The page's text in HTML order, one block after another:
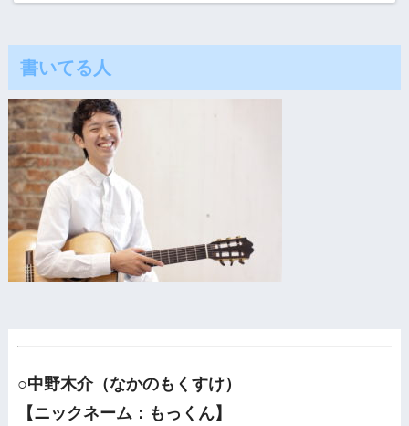
書いてる人
○中野木介（なかのもくすけ）
【ニックネーム：もっくん】